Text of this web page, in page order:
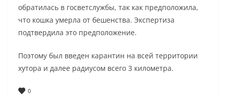
обратилась в госветслужбы, так как предположила,
что кошка умерла от бешенства. Экспертиза
подтвердила это предположение.
Поэтому был введен карантин на всей территории
хутора и далее радиусом всего 3 километра.
0